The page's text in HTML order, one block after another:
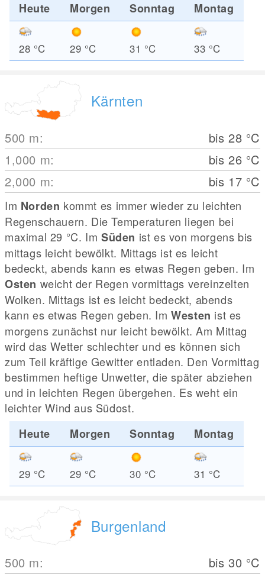
Heute
Morgen Sonntag Montag
28 °C 29 °C 31 °C 33 °C
Kärnten
500 m: bis 28 °C
1,000 m: bis 26 °C
2,000 m: bis 17 °C
Im Norden kommt es immer wieder zu leichten
Regenschauern. Die Temperaturen liegen bei
maximal 29 °C. Im Süden ist es von morgens bis
mittags leicht bewölkt. Mittags ist es leicht
bedeckt, abends kann es etwas Regen geben. Im
Osten weicht der Regen vormittags vereinzelten
Wolken. Mittags ist es leicht bedeckt, abends
kann es etwas Regen geben. ImWesten ist es
morgens zunächst nur leicht bewölkt. Am Mittag
wird das Wetter schlechter und es können sich
zum Teil kräftige Gewitter entladen. Den Vormittag
bestimmen heftige Unwetter, die später abziehen
und in leichten Regen übergehen. Es weht ein
leichter Wind aus Südost.
Heute
Morgen Sonntag Montag
29 °C 29 °C 30 °C 31 °C
Burgenland
500 m: bis 30 °C